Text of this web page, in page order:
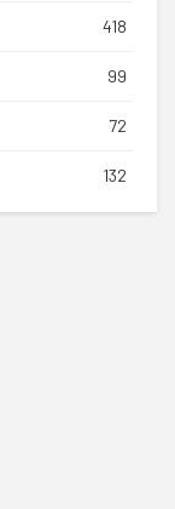
418
99
72
132